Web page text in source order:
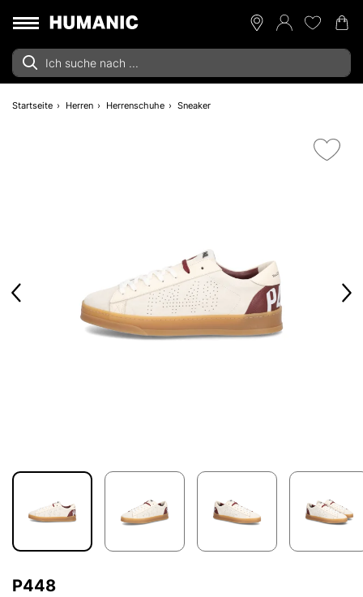
Startseite Herren Herrenschuhe Sneaker
P448